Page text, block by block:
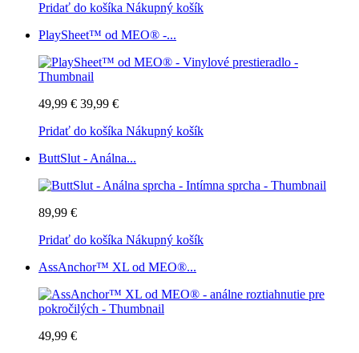
Pridať do košíka Nákupný košík
PlaySheet™ od MEO® -...
49,99 € 39,99 €
Pridať do košíka Nákupný košík
ButtSlut - Análna...
89,99 €
Pridať do košíka Nákupný košík
AssAnchor™ XL od MEO®...
49,99 €